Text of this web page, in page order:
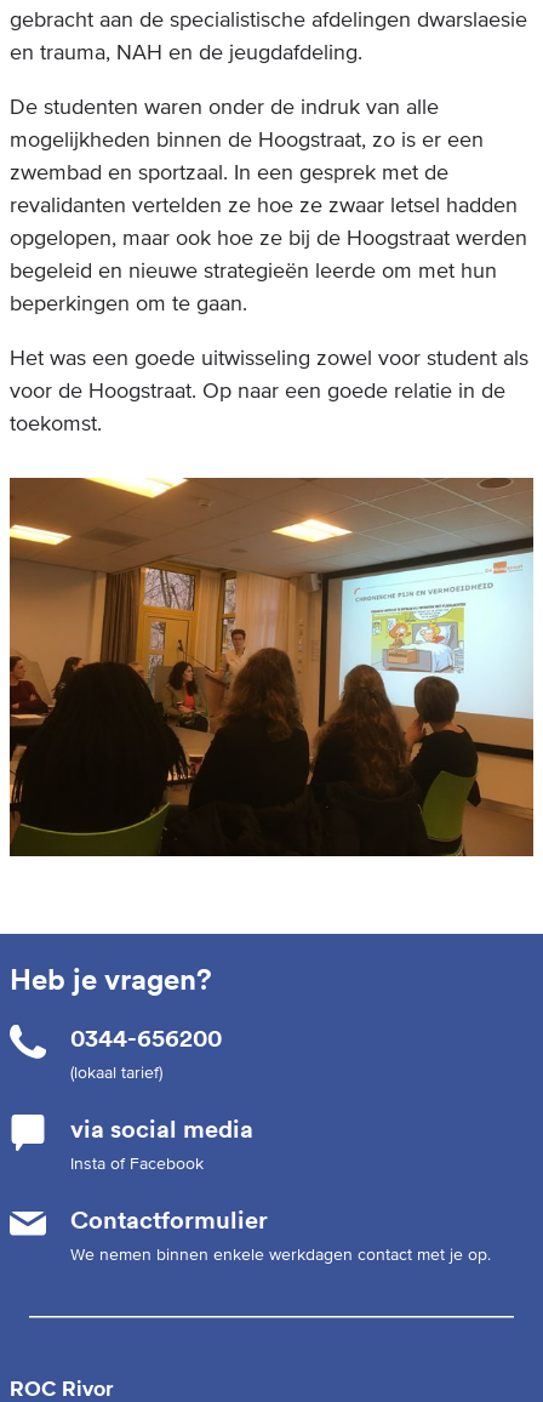
gebracht aan de specialistische afdelingen dwarslaesie
en trauma, NAH en de jeugdafdeling.
De studenten waren onder de indruk van alle
mogelijkheden binnen de Hoogstraat, zo is er een
zwembad en sportzaal. In een gesprek met de
revalidanten vertelden ze hoe ze zwaar letsel hadden
opgelopen, maar ook hoe ze bij de Hoogstraat werden
begeleid en nieuwe strategieën leerde om met hun
beperkingen om te gaan.
Het was een goede uitwisseling zowel voor student als
voor de Hoogstraat. Op naar een goede relatie in de
toekomst.
Heb je vragen?
0344-656200
(lokaal tarief)
via social media
Insta of Facebook
Contactformulier
We nemen binnen enkele werkdagen contact met je op.
ROC Rivor